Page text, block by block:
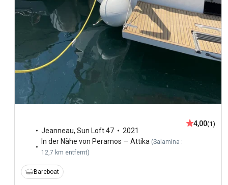
Jeanneau, Sun Loft 47
2021
In der Nähe von Peramos — Attika (Salamina :
12,7 km entfernt)
4,00(1)
Bareboat